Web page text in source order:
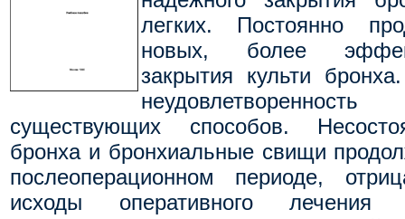
легких. Постоянно
новых, более
закрытия культи
существующих способов.
бронха и бронхиальные свищи
послеоперационном периоде,
исходы оперативного